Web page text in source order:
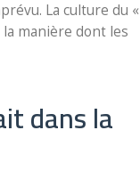
La culture du «
manière dont les
dans la